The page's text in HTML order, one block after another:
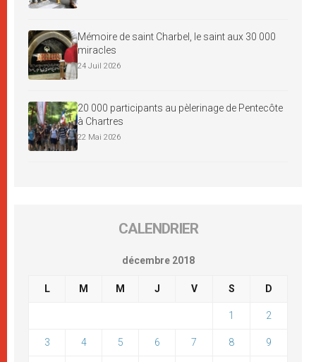
Mémoire de saint Charbel, le saint aux 30 000
miracles
24 Juil 2026
20 000 participants au pèlerinage de Pentecôte
à Chartres
22 Mai 2026
CALENDRIER
décembre 2018
L M M J V S D
1 2
3 4 5 6 7 8 9